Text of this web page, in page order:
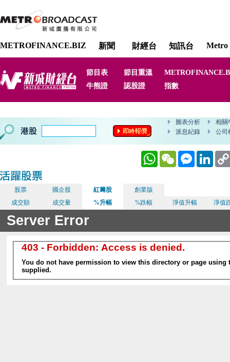
METROFINANCE.BIZ 新聞 財經台 知訊台 Metro
節目表 節目重溫
牛熊證
認股證 指數
WhatsAppWeChat Messenger
股票 國企股 紅籌股
創業版
成交額
成交量 %升幅 %跌幅 淨值升幅 淨值